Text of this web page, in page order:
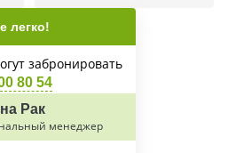
легко!
забронировать
80 54
Рак
менеджер